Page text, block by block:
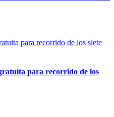
para recorrido de los